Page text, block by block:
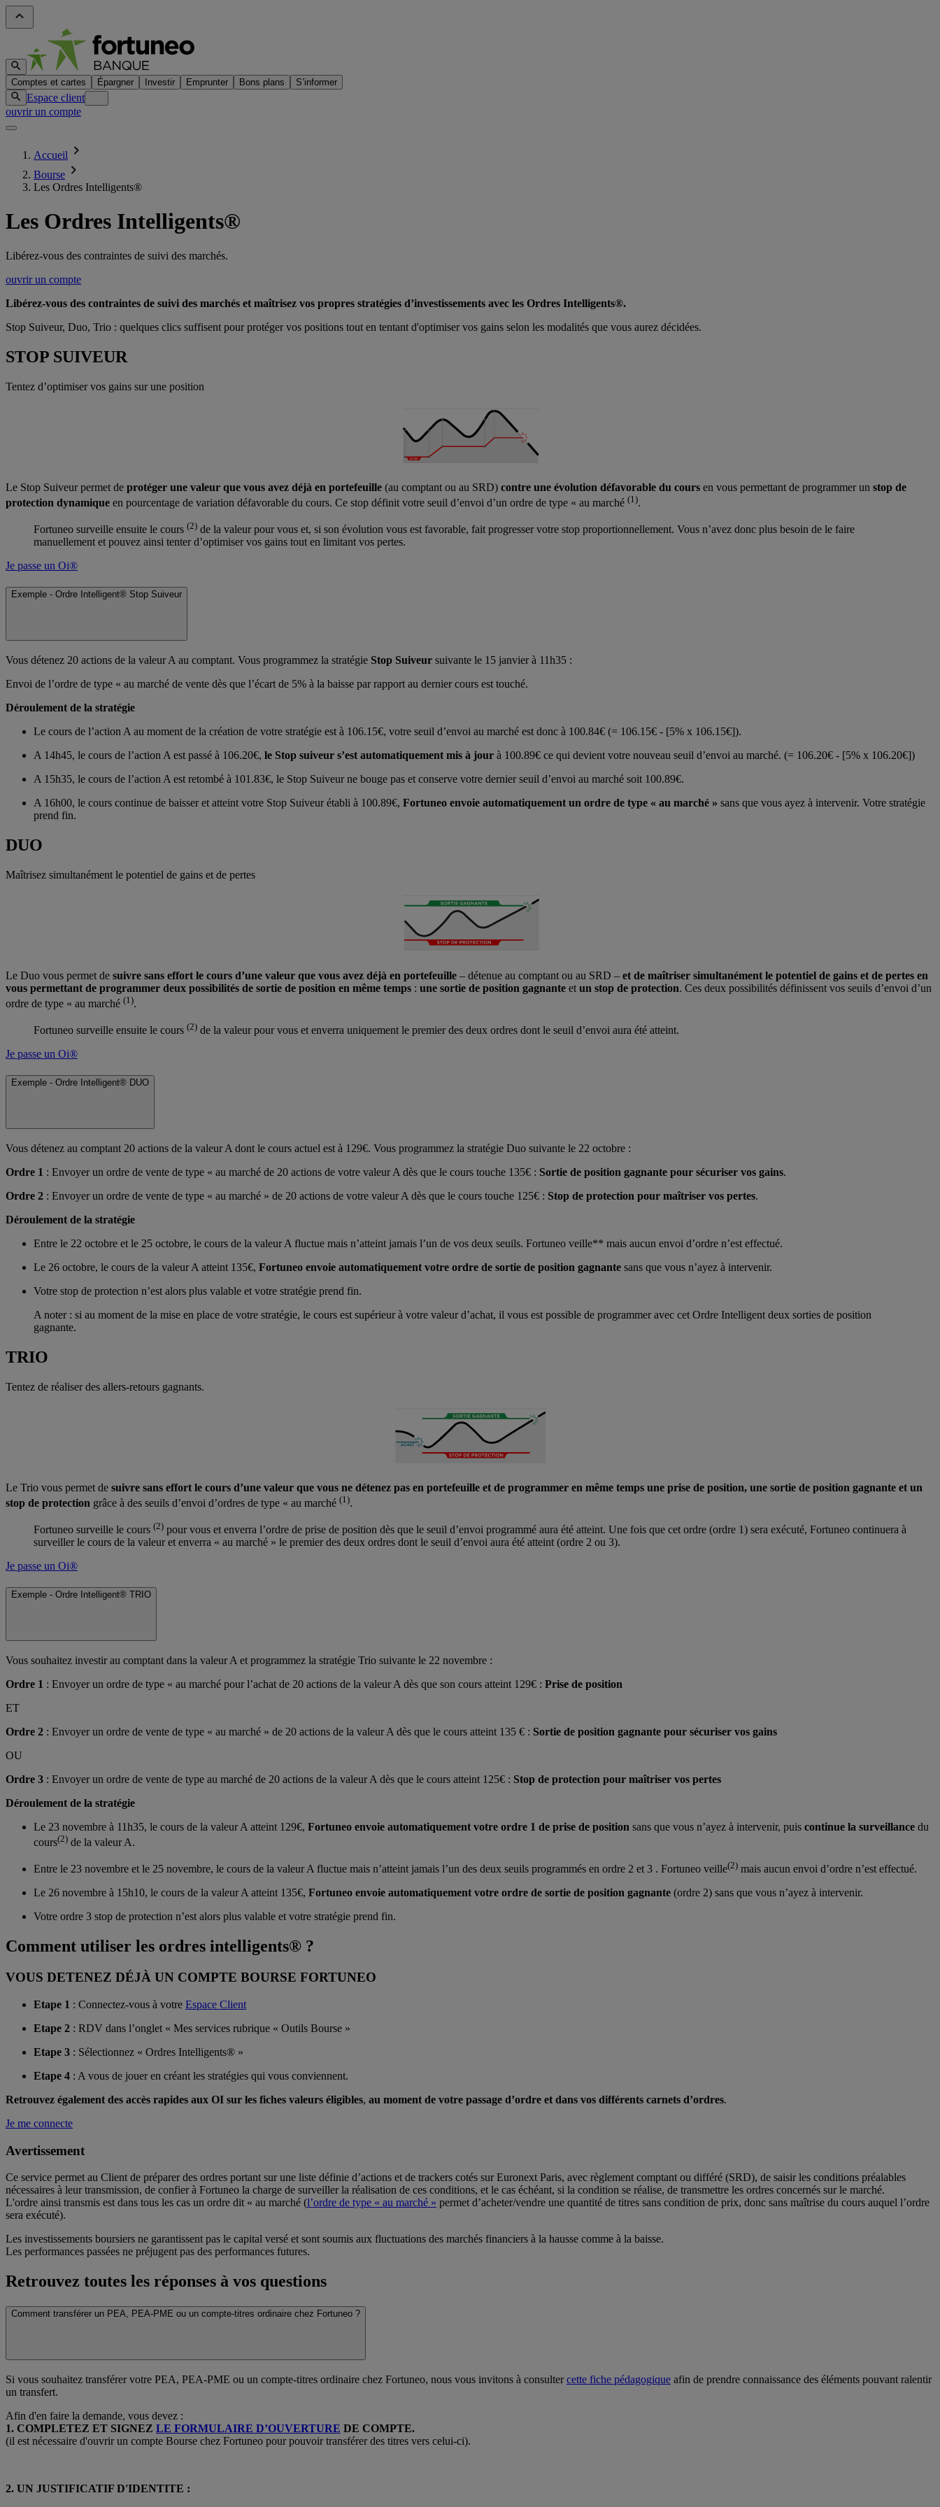
Comptes et cartes Épargner Investir Emprunter Bons plans S’informer
Espace client
ouvrir un compte
Accueil
Bourse
Les Ordres Intelligents®
Les Ordres Intelligents®
Libérez-vous des contraintes de suivi des marchés.
ouvrir un compte
Libérez-vous des contraintes de suivi des marchés et maîtrisez vos propres stratégies d’investissements avec les Ordres Intelligents®.
Stop Suiveur, Duo, Trio : quelques clics suffisent pour protéger vos positions tout en tentant d'optimiser vos gains selon les modalités que vous aurez décidées.
STOP SUIVEUR
Tentez d’optimiser vos gains sur une position
Le Stop Suiveur permet de protéger une valeur que vous avez déjà en portefeuille (au comptant ou au SRD) contre une évolution défavorable du cours en vous permettant de programmer un stop de
protection dynamique en pourcentage de variation défavorable du cours. Ce stop définit votre seuil d’envoi d’un ordre de type « au marché (1).
Fortuneo surveille ensuite le cours (2) de la valeur pour vous et, si son évolution vous est favorable, fait progresser votre stop proportionnellement. Vous n’avez donc plus besoin de le faire
manuellement et pouvez ainsi tenter d’optimiser vos gains tout en limitant vos pertes.
Je passe un Oi®
Exemple - Ordre Intelligent® Stop Suiveur
Vous détenez 20 actions de la valeur A au comptant. Vous programmez la stratégie Stop Suiveur suivante le 15 janvier à 11h35 :
Envoi de l’ordre de type « au marché de vente dès que l’écart de 5% à la baisse par rapport au dernier cours est touché.
Déroulement de la stratégie
Le cours de l’action A au moment de la création de votre stratégie est à 106.15€, votre seuil d’envoi au marché est donc à 100.84€ (= 106.15€ - [5% x 106.15€]).
A 14h45, le cours de l’action A est passé à 106.20€, le Stop suiveur s’est automatiquement mis à jour à 100.89€ ce qui devient votre nouveau seuil d’envoi au marché. (= 106.20€ - [5% x 106.20€])
A 15h35, le cours de l’action A est retombé à 101.83€, le Stop Suiveur ne bouge pas et conserve votre dernier seuil d’envoi au marché soit 100.89€.
A 16h00, le cours continue de baisser et atteint votre Stop Suiveur établi à 100.89€, Fortuneo envoie automatiquement un ordre de type « au marché » sans que vous ayez à intervenir. Votre stratégie
prend fin.
DUO
Maîtrisez simultanément le potentiel de gains et de pertes
Le Duo vous permet de suivre sans effort le cours d’une valeur que vous avez déjà en portefeuille – détenue au comptant ou au SRD – et de maîtriser simultanément le potentiel de gains et de pertes en
vous permettant de programmer deux possibilités de sortie de position en même temps : une sortie de position gagnante et un stop de protection. Ces deux possibilités définissent vos seuils d’envoi d’un
ordre de type « au marché (1).
Fortuneo surveille ensuite le cours (2) de la valeur pour vous et enverra uniquement le premier des deux ordres dont le seuil d’envoi aura été atteint.
Je passe un Oi®
Exemple - Ordre Intelligent® DUO
Vous détenez au comptant 20 actions de la valeur A dont le cours actuel est à 129€. Vous programmez la stratégie Duo suivante le 22 octobre :
Ordre 1 : Envoyer un ordre de vente de type « au marché de 20 actions de votre valeur A dès que le cours touche 135€ : Sortie de position gagnante pour sécuriser vos gains.
Ordre 2 : Envoyer un ordre de vente de type « au marché » de 20 actions de votre valeur A dès que le cours touche 125€ : Stop de protection pour maîtriser vos pertes.
Déroulement de la stratégie
Entre le 22 octobre et le 25 octobre, le cours de la valeur A fluctue mais n’atteint jamais l’un de vos deux seuils. Fortuneo veille** mais aucun envoi d’ordre n’est effectué.
Le 26 octobre, le cours de la valeur A atteint 135€, Fortuneo envoie automatiquement votre ordre de sortie de position gagnante sans que vous n’ayez à intervenir.
Votre stop de protection n’est alors plus valable et votre stratégie prend fin.
A noter : si au moment de la mise en place de votre stratégie, le cours est supérieur à votre valeur d’achat, il vous est possible de programmer avec cet Ordre Intelligent deux sorties de position
gagnante.
TRIO
Tentez de réaliser des allers-retours gagnants.
Le Trio vous permet de suivre sans effort le cours d’une valeur que vous ne détenez pas en portefeuille et de programmer en même temps une prise de position, une sortie de position gagnante et un
stop de protection grâce à des seuils d’envoi d’ordres de type « au marché (1).
Fortuneo surveille le cours (2) pour vous et enverra l’ordre de prise de position dès que le seuil d’envoi programmé aura été atteint. Une fois que cet ordre (ordre 1) sera exécuté, Fortuneo continuera à
surveiller le cours de la valeur et enverra « au marché » le premier des deux ordres dont le seuil d’envoi aura été atteint (ordre 2 ou 3).
Je passe un Oi®
Exemple - Ordre Intelligent® TRIO
Vous souhaitez investir au comptant dans la valeur A et programmez la stratégie Trio suivante le 22 novembre :
Ordre 1 : Envoyer un ordre de type « au marché pour l’achat de 20 actions de la valeur A dès que son cours atteint 129€ : Prise de position
ET
Ordre 2 : Envoyer un ordre de vente de type « au marché » de 20 actions de la valeur A dès que le cours atteint 135 € : Sortie de position gagnante pour sécuriser vos gains
OU
Ordre 3 : Envoyer un ordre de vente de type au marché de 20 actions de la valeur A dès que le cours atteint 125€ : Stop de protection pour maîtriser vos pertes
Déroulement de la stratégie
Le 23 novembre à 11h35, le cours de la valeur A atteint 129€, Fortuneo envoie automatiquement votre ordre 1 de prise de position sans que vous n’ayez à intervenir, puis continue la surveillance du
cours(2) de la valeur A.
Entre le 23 novembre et le 25 novembre, le cours de la valeur A fluctue mais n’atteint jamais l’un des deux seuils programmés en ordre 2 et 3 . Fortuneo veille(2) mais aucun envoi d’ordre n’est effectué.
Le 26 novembre à 15h10, le cours de la valeur A atteint 135€, Fortuneo envoie automatiquement votre ordre de sortie de position gagnante (ordre 2) sans que vous n’ayez à intervenir.
Votre ordre 3 stop de protection n’est alors plus valable et votre stratégie prend fin.
Comment utiliser les ordres intelligents® ?
VOUS DETENEZ DÉJÀ UN COMPTE BOURSE FORTUNEO
Etape 1 : Connectez-vous à votre Espace Client
Etape 2 : RDV dans l’onglet « Mes services rubrique « Outils Bourse »
Etape 3 : Sélectionnez « Ordres Intelligents® »
Etape 4 : A vous de jouer en créant les stratégies qui vous conviennent.
Retrouvez également des accès rapides aux OI sur les fiches valeurs éligibles, au moment de votre passage d’ordre et dans vos différents carnets d’ordres.
Je me connecte
Avertissement
Ce service permet au Client de préparer des ordres portant sur une liste définie d’actions et de trackers cotés sur Euronext Paris, avec règlement comptant ou différé (SRD), de saisir les conditions préalables
nécessaires à leur transmission, de confier à Fortuneo la charge de surveiller la réalisation de ces conditions, et le cas échéant, si la condition se réalise, de transmettre les ordres concernés sur le marché.
L'ordre ainsi transmis est dans tous les cas un ordre dit « au marché (l’ordre de type « au marché » permet d’acheter/vendre une quantité de titres sans condition de prix, donc sans maîtrise du cours auquel l’ordre
sera exécuté).
Les investissements boursiers ne garantissent pas le capital versé et sont soumis aux fluctuations des marchés financiers à la hausse comme à la baisse.
Les performances passées ne préjugent pas des performances futures.
Retrouvez toutes les réponses à vos questions
Comment transférer un PEA, PEA-PME ou un compte-titres ordinaire chez Fortuneo ?
Si vous souhaitez transférer votre PEA, PEA-PME ou un compte-titres ordinaire chez Fortuneo, nous vous invitons à consultercette fiche pédagogique afin de prendre connaissance des éléments pouvant ralentir
un transfert.
Afin d'en faire la demande, vous devez :
1. COMPLETEZ ET SIGNEZ LE FORMULAIRE D’OUVERTURE DE COMPTE.
(il est nécessaire d'ouvrir un compte Bourse chez Fortuneo pour pouvoir transférer des titres vers celui-ci).
2. UN JUSTIFICATIF D'IDENTITE :